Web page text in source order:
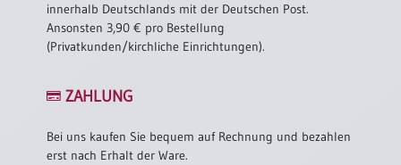
innerhalb Deutschlands mit der Deutschen Post.
Ansonsten 3,90 € pro Bestellung
(Privatkunden/kirchliche Einrichtungen).
ZAHLUNG
Bei uns kaufen Sie bequem auf Rechnung und bezahlen
erst nach Erhalt der Ware.